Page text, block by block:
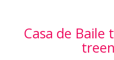
Casa de Baile